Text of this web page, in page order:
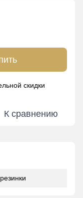
скидки
К сравнению